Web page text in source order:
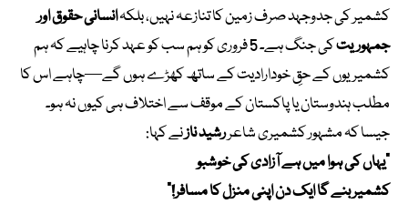
کشمیر کی جدوجہد صرف زمین کا تنازعہ نہیں، بلکہانسانی حقوق اور
جمہوریت
کی جنگ ہے۔ 5 فروری کو ہم سب کو عہد کرنا چاہیے کہ ہم
کشمیریوں کے حقِ خودارادیت کے ساتھ کھڑے ہوں گے—چاہے اس کا
مطلب ہندوستان یا پاکستان کے موقف سے اختلاف ہی کیوں نہ ہو۔
جیسا کہ مشہور کشمیری شاعررشید نازنے کہا:
“یہاں کی ہوا میں ہے آزادی کی خوشبو
کشمیر بنے گا ایک دن اپنی منزل کا مسافر!”